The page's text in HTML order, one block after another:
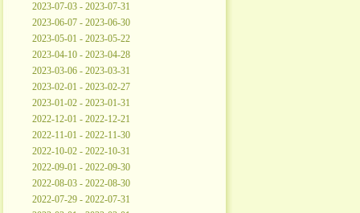
2023-07-03 - 2023-07-31
2023-06-07 - 2023-06-30
2023-05-01 - 2023-05-22
2023-04-10 - 2023-04-28
2023-03-06 - 2023-03-31
2023-02-01 - 2023-02-27
2023-01-02 - 2023-01-31
2022-12-01 - 2022-12-21
2022-11-01 - 2022-11-30
2022-10-02 - 2022-10-31
2022-09-01 - 2022-09-30
2022-08-03 - 2022-08-30
2022-07-29 - 2022-07-31